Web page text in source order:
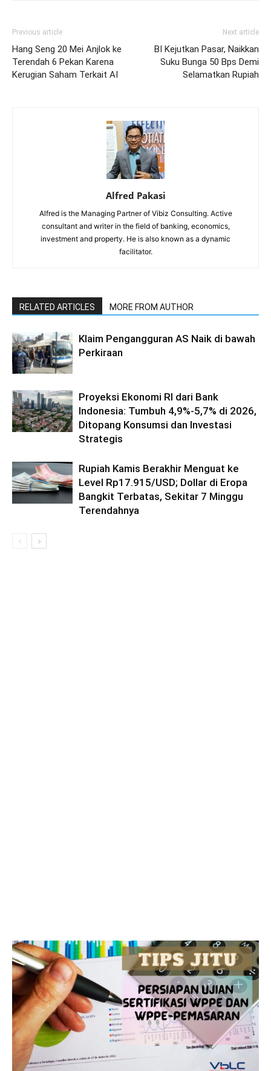
Previous article
Hang Seng 20 Mei Anjlok ke
Terendah 6 Pekan Karena
Kerugian Saham Terkait AI
Next article
BI Kejutkan Pasar, Naikkan
Suku Bunga 50 Bps Demi
Selamatkan Rupiah
Alfred Pakasi
Alfred is the Managing Partner of Vibiz Consulting. Active
consultant and writer in the field of banking, economics,
investment and property. He is also known as a dynamic
facilitator.
RELATED ARTICLES MORE FROM AUTHOR
Klaim Pengangguran AS Naik di bawah
Perkiraan
Proyeksi Ekonomi RI dari Bank
Indonesia: Tumbuh 4,9%-5,7% di 2026,
Ditopang Konsumsi dan Investasi
Strategis
Rupiah Kamis Berakhir Menguat ke
Level Rp17.915/USD; Dollar di Eropa
Bangkit Terbatas, Sekitar 7 Minggu
Terendahnya